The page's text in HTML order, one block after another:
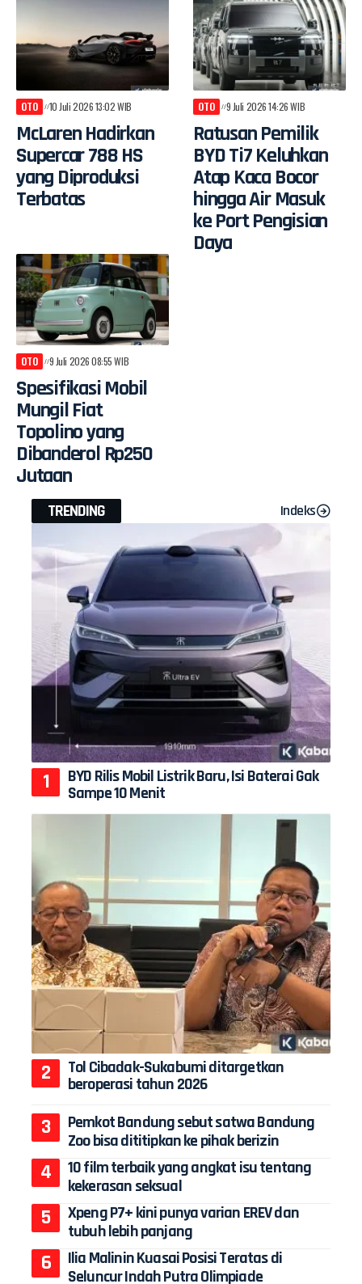
OTO 10 Juli 2026 13:02 WIB
McLaren Hadirkan
Supercar 788 HS
yang Diproduksi
Terbatas
OTO 9 Juli 2026 14:26 WIB
Ratusan Pemilik
BYD Ti7 Keluhkan
Atap Kaca Bocor
hingga Air Masuk
ke Port Pengisian
Daya
OTO 9 Juli 2026 08:55 WIB
Spesifikasi Mobil
Mungil Fiat
Topolino yang
Dibanderol Rp250
Jutaan
TRENDING Indeks
BYD Rilis Mobil Listrik Baru, Isi Baterai Gak
Sampe 10 Menit
Tol Cibadak-Sukabumi ditargetkan
beroperasi tahun 2026
Pemkot Bandung sebut satwa Bandung
Zoo bisa dititipkan ke pihak berizin
10 film terbaik yang angkat isu tentang
kekerasan seksual
Xpeng P7+ kini punya varian EREV dan
tubuh lebih panjang
Ilia Malinin Kuasai Posisi Teratas di
Seluncur Indah Putra Olimpiade